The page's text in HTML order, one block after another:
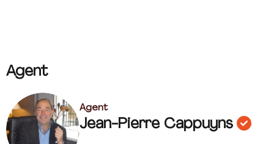
Agent
Agent
Jean-Pierre Cappuyns